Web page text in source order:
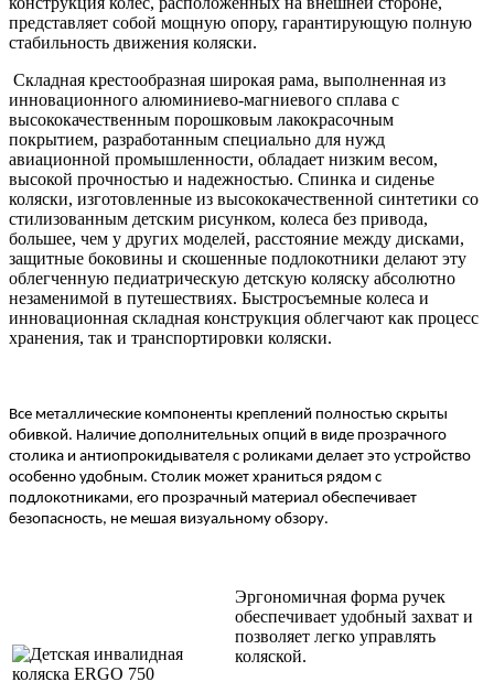
представляет собой мощную опору, гарантирующую полную
стабильность движения коляски.
Складная крестообразная широкая рама, выполненная из
инновационного алюминиево-магниевого сплава с
высококачественным порошковым лакокрасочным
покрытием, разработанным специально для нужд
авиационной промышленности, обладает низким весом,
высокой прочностью и надежностью. Спинка и сиденье
коляски, изготовленные из высококачественной синтетики со
стилизованным детским рисунком, колеса без привода,
большее, чем у других моделей, расстояние между дисками,
защитные боковины и скошенные подлокотники делают эту
облегченную педиатрическую детскую коляску абсолютно
незаменимой в путешествиях. Быстросъемные колеса и
инновационная складная конструкция облегчают как процесс
хранения, так и транспортировки коляски.
Все металлические компоненты креплений полностью скрыты
обивкой. Наличие дополнительных опций в виде прозрачного
столика и антиопрокидывателя с роликами делает это устройство
особенно удобным. Столик может храниться рядом с
подлокотниками, его прозрачный материал обеспечивает
безопасность, не мешая визуальному обзору.
Эргономичная форма ручек
обеспечивает удобный захват и
позволяет легко управлять
коляской.